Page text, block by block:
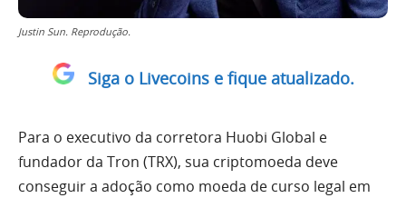
Justin Sun. Reprodução.
Siga o Livecoins e fique atualizado.
Para o executivo da corretora Huobi Global e
fundador da Tron (TRX), sua criptomoeda deve
conseguir a adoção como moeda de curso legal em